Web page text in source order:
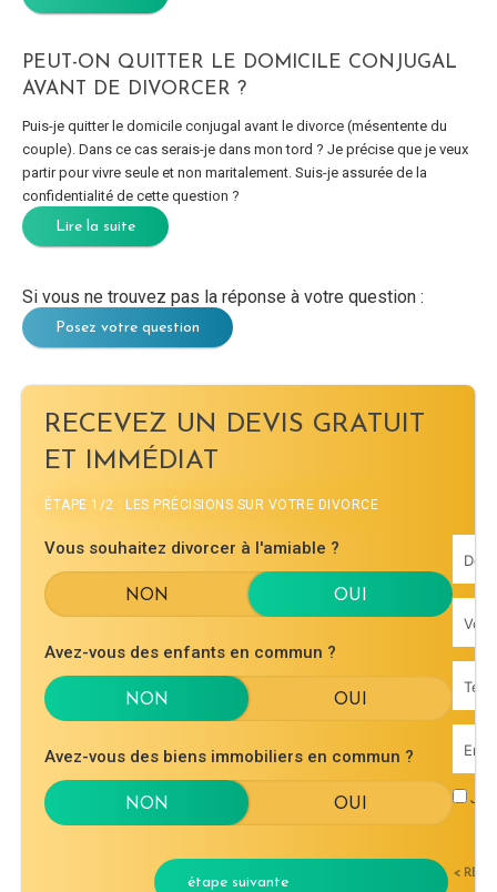
PEUT-ON QUITTER LE DOMICILE CONJUGAL
AVANT DE DIVORCER ?
Puis-je quitter le domicile conjugal avant le divorce (mésentente du
couple). Dans ce cas serais-je dans mon tord ? Je précise que je veux
partir pour vivre seule et non maritalement. Suis-je assurée de la
confidentialité de cette question ?
Lire la suite
Si vous ne trouvez pas la réponse à votre question :
Posez votre question
RECEVEZ UN DEVIS GRATUIT
ET IMMÉDIAT
ÉTAPE 1/2 : LES PRÉCISIONS SUR VOTRE DIVORCE
Vous souhaitez divorcer à l'amiable ?
Avez-vous des enfants en commun ?
Avez-vous des biens immobiliers en commun ?
étape suivante <